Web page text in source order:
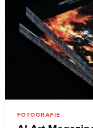
FOTOGRAFIE